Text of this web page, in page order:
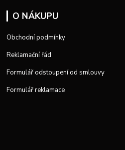
O NÁKUPU
Obchodní podmínky
Reklamační řád
Formulář odstoupení od smlouvy
Formulář reklamace